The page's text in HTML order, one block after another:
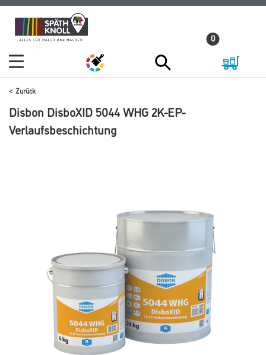
Zum
Inhalt
Zum
Navigationsmenü
0
Zurück
Disbon DisboXID 5044 WHG 2K-EP-
Verlaufsbeschichtung